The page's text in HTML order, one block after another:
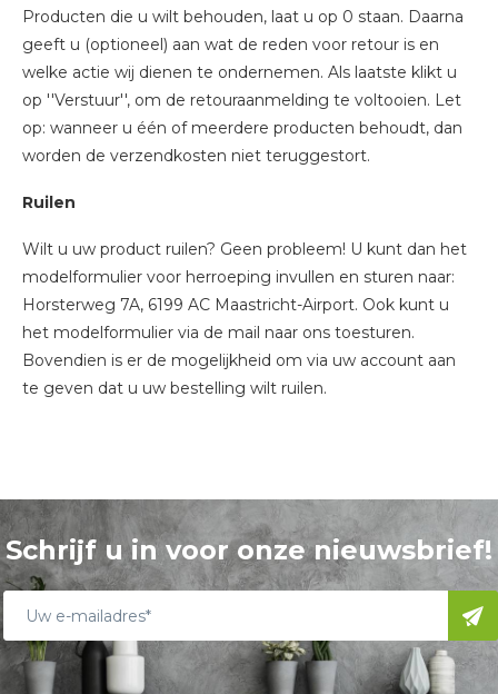
Producten die u wilt behouden, laat u op 0 staan. Daarna
geeft u (optioneel) aan wat de reden voor retour is en
welke actie wij dienen te ondernemen. Als laatste klikt u
op ''Verstuur'', om de retouraanmelding te voltooien. Let
op: wanneer u één of meerdere producten behoudt, dan
worden de verzendkosten niet teruggestort.
Ruilen
Wilt u uw product ruilen? Geen probleem! U kunt dan het
modelformulier voor herroeping invullen en sturen naar:
Horsterweg 7A, 6199 AC Maastricht-Airport. Ook kunt u
het modelformulier via de mail naar ons toesturen.
Bovendien is er de mogelijkheid om via uw account aan
te geven dat u uw bestelling wilt ruilen.
Schrijf u in voor onze nieuwsbrief!